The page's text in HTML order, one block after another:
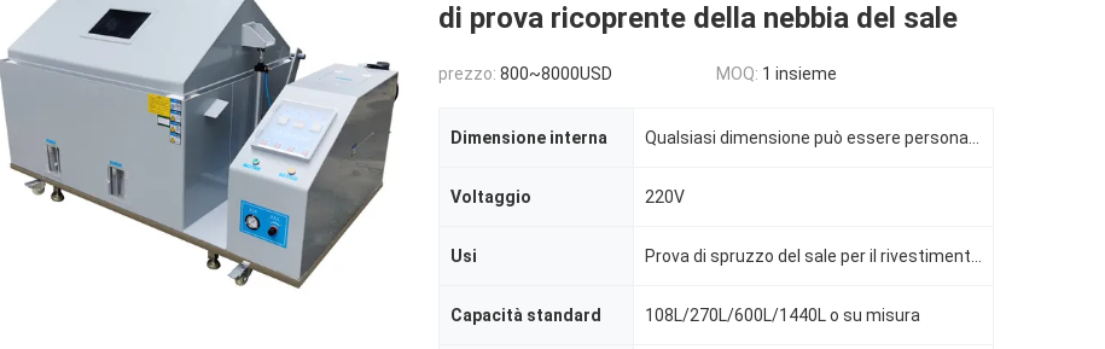
di prova ricoprente della nebbia del sale
prezzo: 800~8000USD MOQ: 1 insieme
Dimensione interna
Voltaggio 220V
Usi
Capacità standard 108L/270L/600L/1440L o su misura